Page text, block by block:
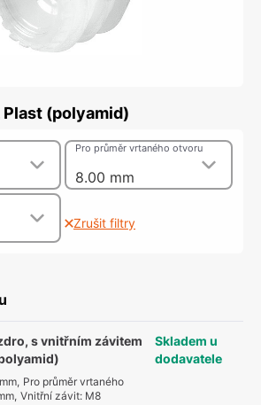
(polyamid)
8.00 mm
Pro průměr vrtaného otvoru
Zrušit filtry
s vnitřním závitem
, Pro průměr vrtaného
, Vnitřní závit: M8
Skladem u
dodavatele